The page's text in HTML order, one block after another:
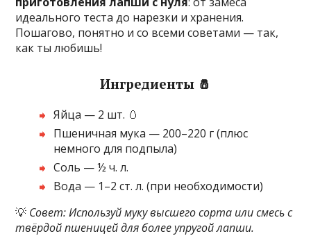
идеального теста до нарезки и хранения.
Пошагово, понятно и со всеми советами — так,
как ты любишь!
Ингредиенты 🧂
Яйца — 2 шт. 🥚
Пшеничная мука — 200–220 г (плюс
немного для подпыла)
Соль — ½ ч. л.
Вода — 1–2 ст. л. (при необходимости)
💡 Совет: Используй муку высшего сорта или смесь с
твёрдой пшеницей для более упругой лапши.